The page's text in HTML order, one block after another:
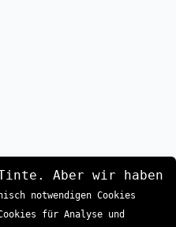
Aber wir haben
notwendigen Cookies
für Analyse und